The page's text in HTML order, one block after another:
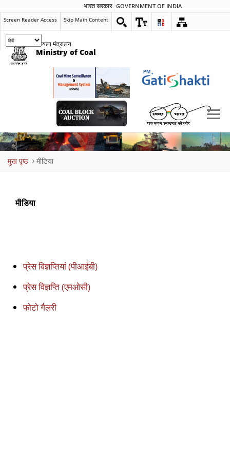
भारत सरकार GOVERNMENT OF INDIA
Screen Reader Access Skip Main Content
कोयला मंत्रालय
Ministry of Coal
Breadcrumb
मुख पृष्ठ मीडिया
मीडिया
प्रेस विज्ञप्तियां (पीआईबी)
प्रेस विज्ञप्ति (एमओसी)
फोटो गैलरी